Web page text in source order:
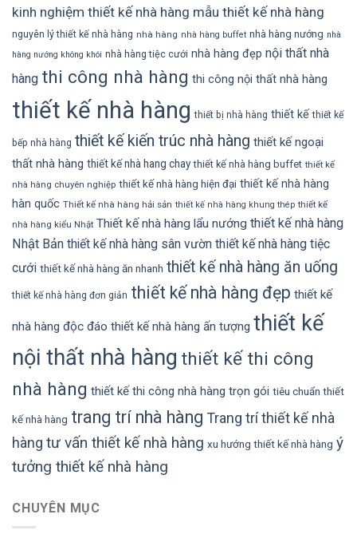
kinh nghiệm thiết kế nhà hàng mẫu thiết kế nhà hàng
nguyên lý thiết kế nhà hàng nhà hàng nhà hàng buffet nhà hàng nướng nhà
hàng nướng không khói nhà hàng tiệc cưới nhà hàng đẹp nội thất nhà
hàng thi công nhà hàng thi công nội thất nhà hàng
thiết kế nhà hàng thiết bị nhà hàng thiết kế thiết kế
bếp nhà hàng thiết kế kiến trúc nhà hàng thiết kế ngoại
thất nhà hàng thiết kế nhà hang chay thiết kế nhà hàng buffet thiết kế
nhà hàng chuyên nghiệp thiết kế nhà hàng hiện đại thiết kế nhà hàng
hàn quốc Thiết kế nhà hàng hải sản thiết kế nhà hàng khung thép thiết kế
nhà hàng kiểu Nhật Thiết kế nhà hàng lẩu nướng thiết kế nhà hàng
Nhật Bản thiết kế nhà hàng sân vườn thiết kế nhà hàng tiệc
cưới thiết kế nhà hàng ăn nhanh thiết kế nhà hàng ăn uống
thiết kế nhà hàng đơn giản thiết kế nhà hàng đẹp thiết kế
nhà hàng độc đáo thiết kế nhà hàng ấn tượng thiết kế
nội thất nhà hàng thiết kế thi công
nhà hàng thiết kế thi công nhà hàng trọn gói tiêu chuẩn thiết
kế nhà hàng trang trí nhà hàng Trang trí thiết kế nhà
hàng tư vấn thiết kế nhà hàng xu hướng thiết kế nhà hàng ý
tưởng thiết kế nhà hàng
CHUYÊN MỤC